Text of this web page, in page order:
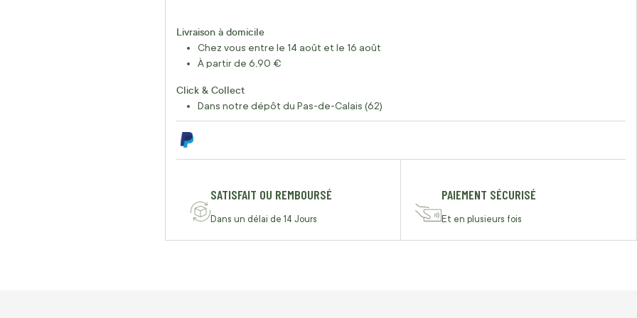
Livraison à domicile
Chez vous entre le 14 août et le 16 août
À partir de 6,90 €
Click & Collect
Dans notre dépôt du Pas-de-Calais (62)
SATISFAIT OU REMBOURSÉ
Dans un délai de 14 Jours
PAIEMENT SÉCURISÉ
Et en plusieurs fois